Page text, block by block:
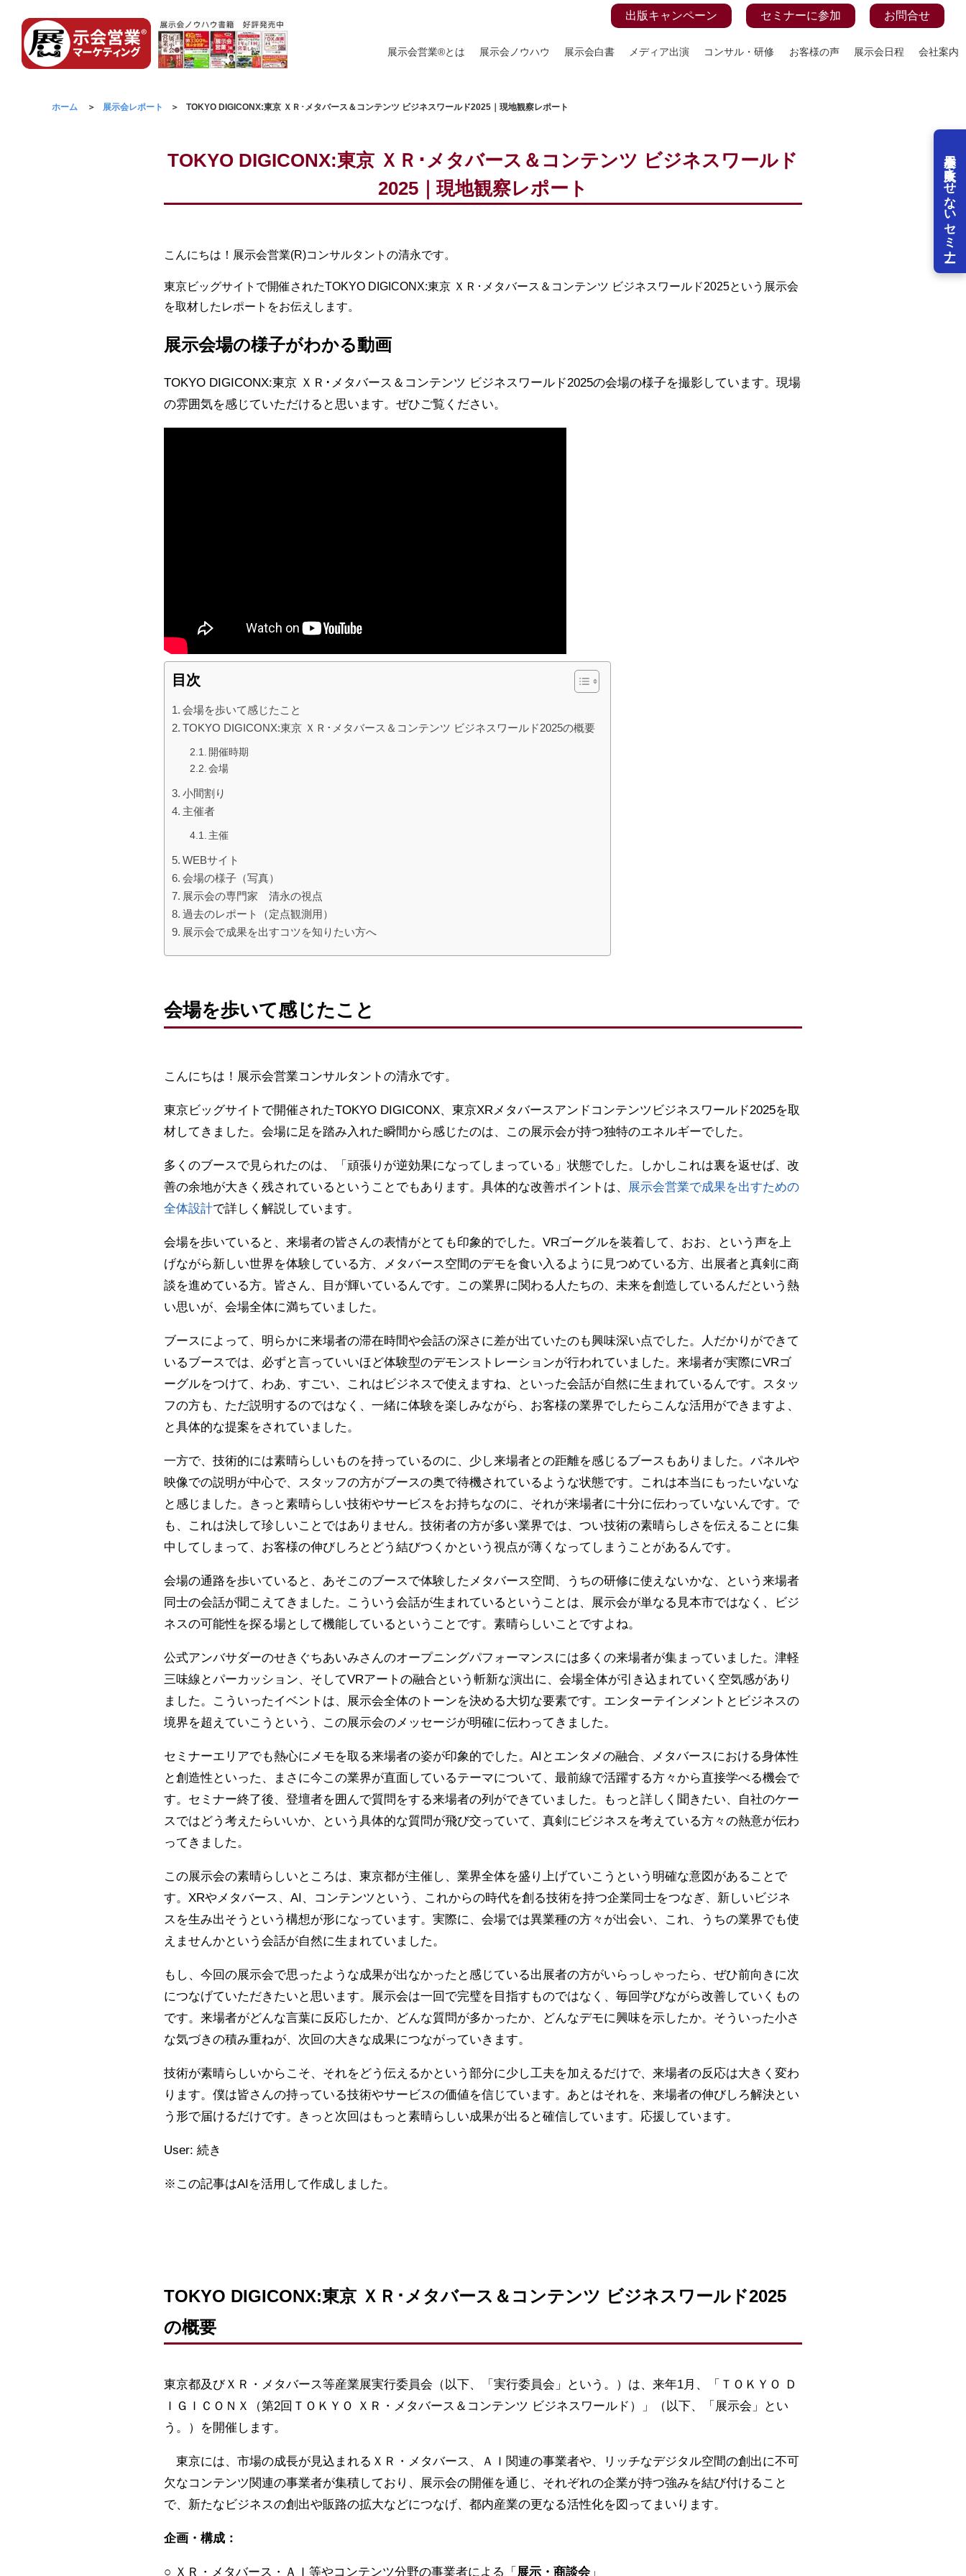
展示会を失敗させないセミナー
出版キャンペーン セミナーに参加 お問合せ
展示会営業®とは 展示会ノウハウ 展示会白書 メディア出演 コンサル・研修 お客様の声 展示会日程 会社案内
ホーム 展示会レポート TOKYO DIGICONX:東京 ＸＲ･メタバース＆コンテンツ ビジネスワールド2025｜現地観察レポート
TOKYO DIGICONX:東京 ＸＲ･メタバース＆コンテンツ ビジネスワールド
2025｜現地観察レポート
こんにちは！展示会営業(R)コンサルタントの清永です。
東京ビッグサイトで開催されたTOKYO DIGICONX:東京 ＸＲ･メタバース＆コンテンツ ビジネスワールド2025という展示会
を取材したレポートをお伝えします。
展示会場の様子がわかる動画
TOKYO DIGICONX:東京 ＸＲ･メタバース＆コンテンツ ビジネスワールド2025の会場の様子を撮影しています。現場
の雰囲気を感じていただけると思います。ぜひご覧ください。
目次
会場を歩いて感じたこと
TOKYO DIGICONX:東京 ＸＲ･メタバース＆コンテンツ ビジネスワールド2025の概要
開催時期
会場
小間割り
主催者
主催
WEBサイト
会場の様子（写真）
展示会の専門家 清永の視点
過去のレポート（定点観測用）
展示会で成果を出すコツを知りたい方へ
会場を歩いて感じたこと
こんにちは！展示会営業コンサルタントの清永です。
東京ビッグサイトで開催されたTOKYO DIGICONX、東京XRメタバースアンドコンテンツビジネスワールド2025を取
材してきました。会場に足を踏み入れた瞬間から感じたのは、この展示会が持つ独特のエネルギーでした。
多くのブースで見られたのは、「頑張りが逆効果になってしまっている」状態でした。しかしこれは裏を返せば、改
善の余地が大きく残されているということでもあります。具体的な改善ポイントは、 展示会営業で成果を出すための
全体設計で詳しく解説しています。
会場を歩いていると、来場者の皆さんの表情がとても印象的でした。VRゴーグルを装着して、おお、という声を上
げながら新しい世界を体験している方、メタバース空間のデモを食い入るように見つめている方、出展者と真剣に商
談を進めている方。皆さん、目が輝いているんです。この業界に関わる人たちの、未来を創造しているんだという熱
い思いが、会場全体に満ちていました。
ブースによって、明らかに来場者の滞在時間や会話の深さに差が出ていたのも興味深い点でした。人だかりができて
いるブースでは、必ずと言っていいほど体験型のデモンストレーションが行われていました。来場者が実際にVRゴ
ーグルをつけて、わあ、すごい、これはビジネスで使えますね、といった会話が自然に生まれているんです。スタッ
フの方も、ただ説明するのではなく、一緒に体験を楽しみながら、お客様の業界でしたらこんな活用ができますよ、
と具体的な提案をされていました。
一方で、技術的には素晴らしいものを持っているのに、少し来場者との距離を感じるブースもありました。パネルや
映像での説明が中心で、スタッフの方がブースの奥で待機されているような状態です。これは本当にもったいないな
と感じました。きっと素晴らしい技術やサービスをお持ちなのに、それが来場者に十分に伝わっていないんです。で
も、これは決して珍しいことではありません。技術者の方が多い業界では、つい技術の素晴らしさを伝えることに集
中してしまって、お客様の伸びしろとどう結びつくかという視点が薄くなってしまうことがあるんです。
会場の通路を歩いていると、あそこのブースで体験したメタバース空間、うちの研修に使えないかな、という来場者
同士の会話が聞こえてきました。こういう会話が生まれているということは、展示会が単なる見本市ではなく、ビジ
ネスの可能性を探る場として機能しているということです。素晴らしいことですよね。
公式アンバサダーのせきぐちあいみさんのオープニングパフォーマンスには多くの来場者が集まっていました。津軽
三味線とパーカッション、そしてVRアートの融合という斬新な演出に、会場全体が引き込まれていく空気感があり
ました。こういったイベントは、展示会全体のトーンを決める大切な要素です。エンターテインメントとビジネスの
境界を超えていこうという、この展示会のメッセージが明確に伝わってきました。
セミナーエリアでも熱心にメモを取る来場者の姿が印象的でした。AIとエンタメの融合、メタバースにおける身体性
と創造性といった、まさに今この業界が直面しているテーマについて、最前線で活躍する方々から直接学べる機会で
す。セミナー終了後、登壇者を囲んで質問をする来場者の列ができていました。もっと詳しく聞きたい、自社のケー
スではどう考えたらいいか、という具体的な質問が飛び交っていて、真剣にビジネスを考えている方々の熱意が伝わ
ってきました。
この展示会の素晴らしいところは、東京都が主催し、業界全体を盛り上げていこうという明確な意図があることで
す。XRやメタバース、AI、コンテンツという、これからの時代を創る技術を持つ企業同士をつなぎ、新しいビジネ
スを生み出そうという構想が形になっています。実際に、会場では異業種の方々が出会い、これ、うちの業界でも使
えませんかという会話が自然に生まれていました。
もし、今回の展示会で思ったような成果が出なかったと感じている出展者の方がいらっしゃったら、ぜひ前向きに次
につなげていただきたいと思います。展示会は一回で完璧を目指すものではなく、毎回学びながら改善していくもの
です。来場者がどんな言葉に反応したか、どんな質問が多かったか、どんなデモに興味を示したか。そういった小さ
な気づきの積み重ねが、次回の大きな成果につながっていきます。
技術が素晴らしいからこそ、それをどう伝えるかという部分に少し工夫を加えるだけで、来場者の反応は大きく変わ
ります。僕は皆さんの持っている技術やサービスの価値を信じています。あとはそれを、来場者の伸びしろ解決とい
う形で届けるだけです。きっと次回はもっと素晴らしい成果が出ると確信しています。応援しています。
User: 続き
※この記事はAIを活用して作成しました。
TOKYO DIGICONX:東京 ＸＲ･メタバース＆コンテンツ ビジネスワールド2025
の概要
東京都及びＸＲ・メタバース等産業展実行委員会（以下、「実行委員会」という。）は、来年1月、「ＴＯＫＹＯ Ｄ
ＩＧＩＣＯＮＸ（第2回ＴＯＫＹＯ ＸＲ・メタバース＆コンテンツ ビジネスワールド）」（以下、「展示会」とい
う。）を開催します。
東京には、市場の成長が見込まれるＸＲ・メタバース、ＡＩ関連の事業者や、リッチなデジタル空間の創出に不可
欠なコンテンツ関連の事業者が集積しており、展示会の開催を通じ、それぞれの企業が持つ強みを結び付けること
で、新たなビジネスの創出や販路の拡大などにつなげ、都内産業の更なる活性化を図ってまいります。
企画・構成：
○ ＸＲ・メタバース・ＡＩ等やコンテンツ分野の事業者による「 展示・商談会 」